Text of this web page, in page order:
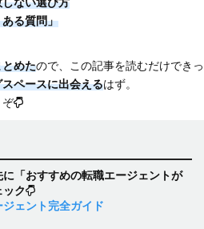
る質問」
めたので、この記事を読むだけできっ
ペースに出会えるはず。
ぞ
「おすすめの転職エージェントが
ク
ジェント完全ガイド